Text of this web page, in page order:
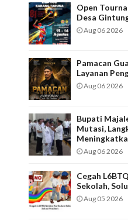
Open
Desa
Aug 06 2026
Pamacan
Layanan
Aug 06 2026
Bupati
Mutasi,
Aug 06 2026
Cegah
Sekolah,
Aug 05 2026